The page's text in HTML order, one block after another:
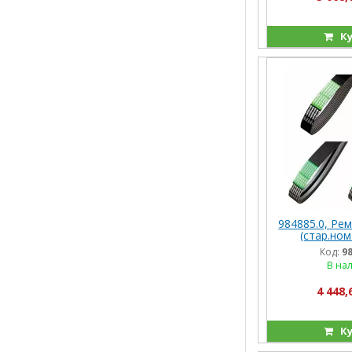
984885.0,
Код:
В
4